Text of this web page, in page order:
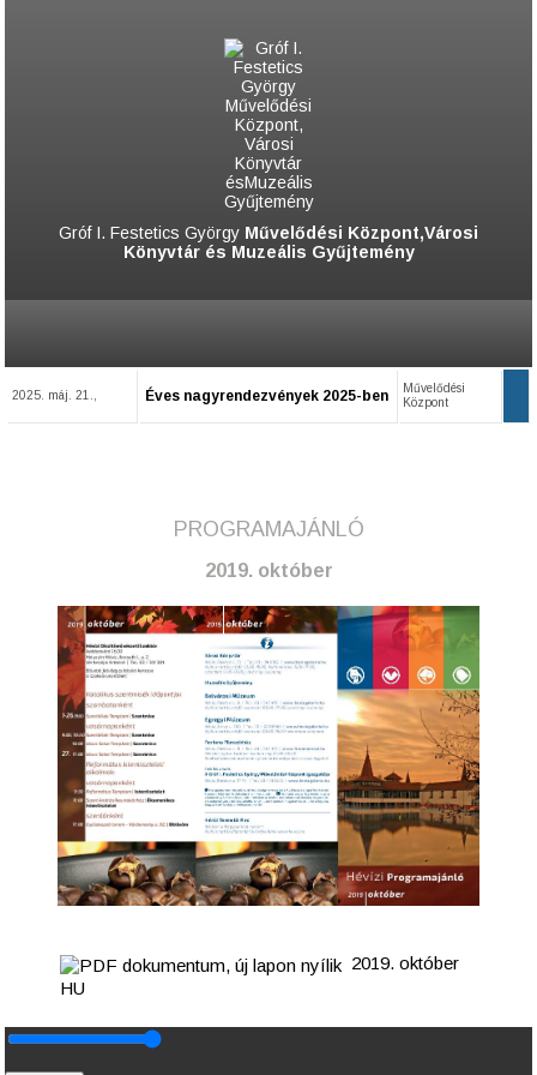
Gróf I. Festetics György Művelődési Központ,Városi
Könyvtár és Muzeális Gyűjtemény
2025. máj. 21., Éves nagyrendezvények 2025-ben
Művelődési
Központ
PROGRAMAJÁNLÓ
2019. október
2019. október
HU